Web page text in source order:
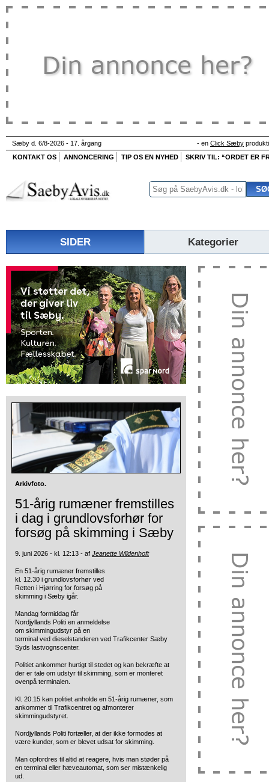
Sæby d. 6/8-2026 - 17. årgang - en Click Sæby
KONTAKT OS
ANNONCERING TIP OS EN NYHED SKRIV TIL: “ORDET ER
SIDER Kategorier
Arkivfoto.
51-årig rumæner fremstilles
i dag i grundlovsforhør for
forsøg på skimming i Sæby
9. juni 2026 - kl. 12:13 - af Jeanette Wildenhoft
En 51-årig rumæner fremstilles
kl. 12.30 i grundlovsforhør ved
Retten i Hjørring for forsøg på
skimming i Sæby igår.
Mandag formiddag får
Nordjyllands Politi en anmeldelse
om skimmingudstyr på en
terminal ved dieselstanderen ved Trafikcenter Sæby
Syds lastvognscenter.
Politiet ankommer hurtigt til stedet og kan bekræfte at
der er tale om udstyr til skimming, som er monteret
ovenpå terminalen.
Kl. 20.15 kan politiet anholde en 51-årig rumæner, som
ankommer til Trafikcentret og afmonterer
skimmingudstyret.
Nordjyllands Politi fortæller, at der ikke formodes at
være kunder, som er blevet udsat for skimming.
Man opfordres til altid at reagere, hvis man støder på
en terminal eller hæveautomat, som ser mistænkelig
ud.